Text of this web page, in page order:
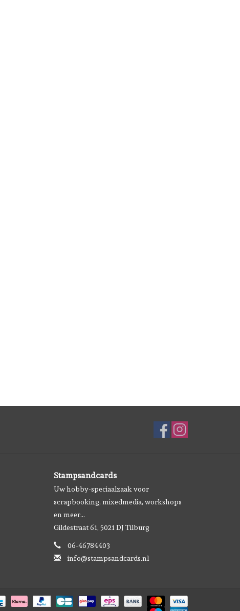
Stampsandcards
Uw hobby-speciaalzaak voor
scrapbooking, mixedmedia, workshops
en meer...
Gildestraat 61, 5021 DJ Tilburg
06-46784403
info@stampsandcards.nl